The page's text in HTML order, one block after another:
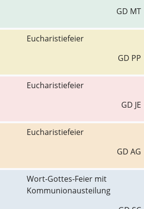
GD MT
Eucharistiefeier
GD PP
Eucharistiefeier
GD JE
Eucharistiefeier
GD AG
Wort-Gottes-Feier mit
Kommunionausteilung